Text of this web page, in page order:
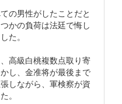
の男性がしたことだと
かの負荷は法廷で悔し
た。
高級白桃複数点取り寄
し、金准将が最後まで
しながら、軍検察が資
。